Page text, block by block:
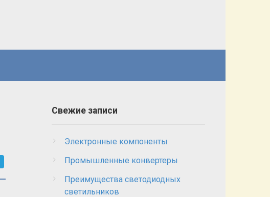
Свежие записи
Электронные компоненты
Промышленные конвертеры
Преимущества светодиодных
светильников